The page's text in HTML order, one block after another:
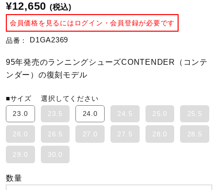
陸上競技
卓球
ソフトボール
柔道
¥12,650 (税込)
会員価格を見るにはログイン・会員登録が必要です
品番： D1GA2369
95年発売のランニングシューズCONTENDER（コンテ
ンダー）の復刻モデル
■サイズ選択してください
23.0
23.5 24.0 24.5 25.0 25.5
26.0 26.5 27.0 27.5 28.0 28.5
29.0 30.0
数量